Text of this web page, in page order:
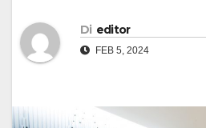
Di editor
FEB 5, 2024